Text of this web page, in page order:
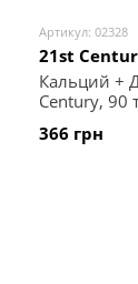
Артикул: 02328
21st
Кальций +
Century, 90
366 грн